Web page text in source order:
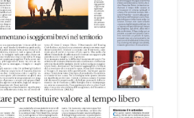
infatti una luminosità
entrare in dialogo con i colori
alla MEM fino al 30
di apertura della struttura: dal
9 alle 19 e il sabato dalle 9